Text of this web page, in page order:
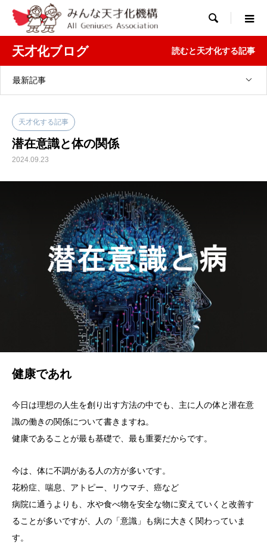

天才化ブログ 読むと天才化する記事
最新記事
天才化する記事
潜在意識と体の関係
2024.09.23
健康であれ
今日は理想の人生を創り出す方法の中でも、主に人の体と潜在意
識の働きの関係について書きますね。
健康であることが最も基礎で、最も重要だからです。
今は、体に不調がある人の方が多いです。
花粉症、喘息、アトピー、リウマチ、癌など
病院に通うよりも、水や食べ物を安全な物に変えていくと改善す
ることが多いですが、人の「意識」も病に大きく関わっていま
す。